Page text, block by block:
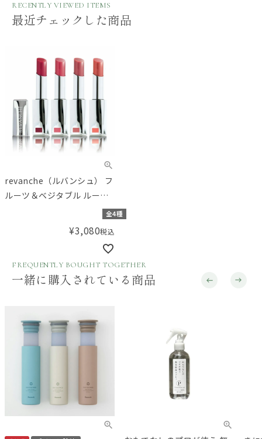
RECENTLY VIEWED ITEMS
最近チェックした商品
revanche（ルバンシュ） フ
ルーツ＆ベジタブル ルージ
全4種
¥3,080税込
FREQUENTLY BOUGHT TOGETHER
一緒に購入されている商品